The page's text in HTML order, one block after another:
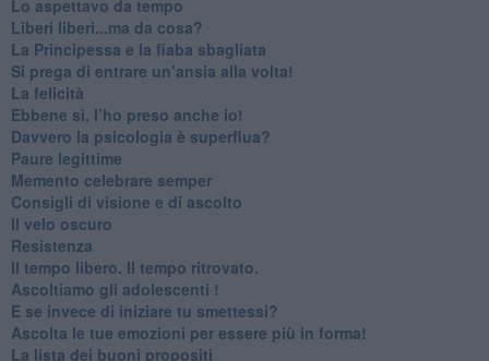
​Lo aspettavo da tempo
​Liberi liberi...ma da cosa?
​La Principessa e la fiaba sbagliata
Si prega di entrare un’ansia alla volta!
​La felicità
​Ebbene sì, l’ho preso anche io!
​Davvero la psicologia è superflua?
Paure legittime
​Memento celebrare semper
​Consigli di visione e di ascolto
​Il velo oscuro
Resistenza
​Il tempo libero. Il tempo ritrovato.
Ascoltiamo gli adolescenti !
​E se invece di iniziare tu smettessi?
​Ascolta le tue emozioni per essere più in forma!
​La lista dei buoni propositi